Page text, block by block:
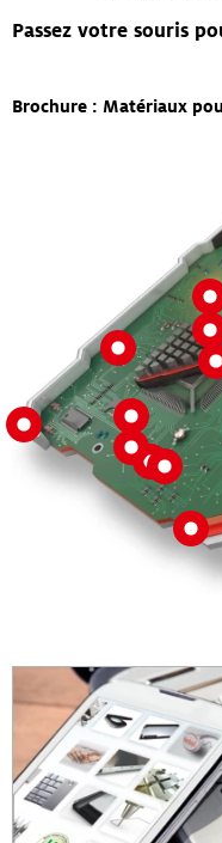
Passez votre souris
Brochure : Matériaux